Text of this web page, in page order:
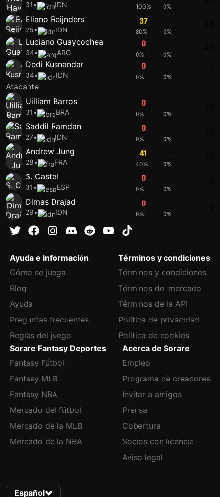
31• IDN 100% 0%
Eliano Reijnders
25• IDN
37
80% 0%
Luciano Guaycochea
34• ARG
0
0% 0%
Dedi Kusnandar
34• IDN
0
0% 0%
Atacante
Uilliam Barros
31• BRA
0
0% 0%
Saddil Ramdani
27• IDN
0
0% 0%
Andrew Jung
28• FRA
41
40% 0%
S. Castel
31• ESP
0
0% 0%
Dimas Drajad
29• IDN
0
0% 0%
Ayuda e información
Cómo se juega
Blog
Ayuda
Preguntas frecuentes
Reglas del juego
Términos y condiciones
Términos y condiciones
Términos del mercado
Términos de la API
Política de privacidad
Política de cookies
Sorare Fantasy Deportes
Fantasy Fútbol
Fantasy MLB
Fantasy NBA
Mercado del fútbol
Mercado de la MLB
Mercado de la NBA
Acerca de Sorare
Empleo
Programa de creadores
Invitar a amigos
Prensa
Cobertura
Socios con licencia
Aviso legal
Español